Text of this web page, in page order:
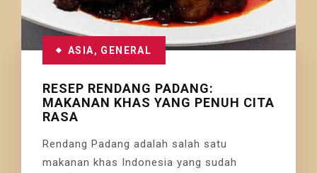
ASIA, GENERAL
RESEP RENDANG PADANG:
MAKANAN KHAS YANG PENUH CITA
RASA
Rendang Padang adalah salah satu
makanan khas Indonesia yang sudah